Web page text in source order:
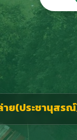
(ประชานุสรณ์)